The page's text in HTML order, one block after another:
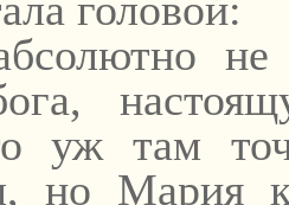
не
уж там
но Мария